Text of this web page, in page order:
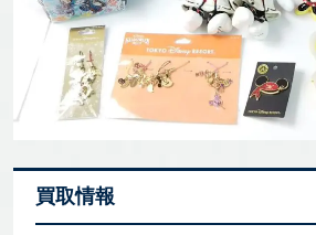
買取情報